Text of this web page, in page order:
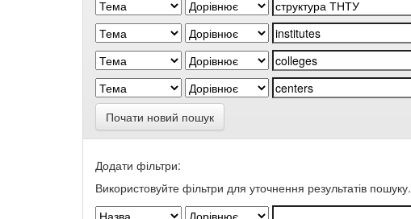
Почати новий пошук
Додати фільтри:
Використовуйте фільтри для уточнення результатів пошуку.